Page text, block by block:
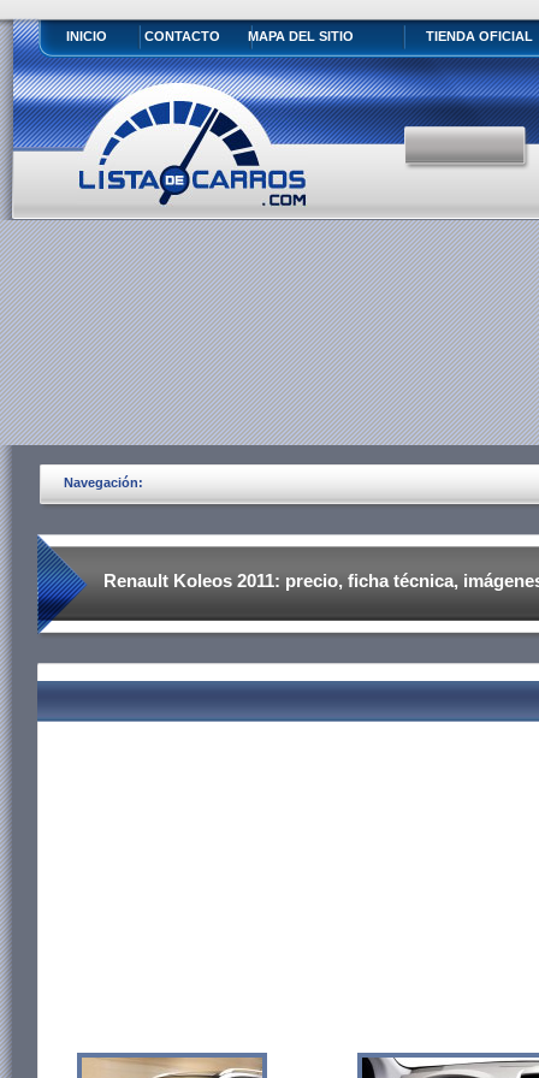
INICIO CONTACTO MAPA DEL SITIO TIENDA OFICIAL
Navegación:
Renault Koleos 2011: precio, ficha técnica,